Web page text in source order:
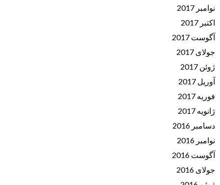
نوامبر 2017
اکتبر 2017
آگوست 2017
جولای 2017
ژوئن 2017
آوریل 2017
فوریه 2017
ژانویه 2017
دسامبر 2016
نوامبر 2016
آگوست 2016
جولای 2016